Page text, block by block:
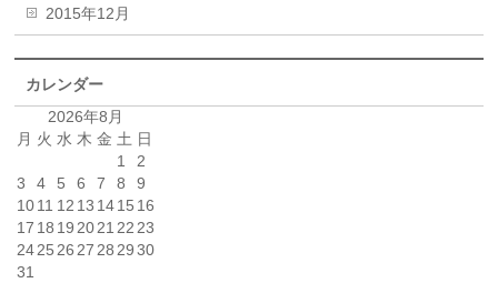
2015年12月
カレンダー
2026年8月
月 火 水 木 金 土 日
1
2
3
4 5 6 7 8
9
1011 12 13 1415 16
17 18 19 2021 22 23
2425 26 27 28 29 30
31